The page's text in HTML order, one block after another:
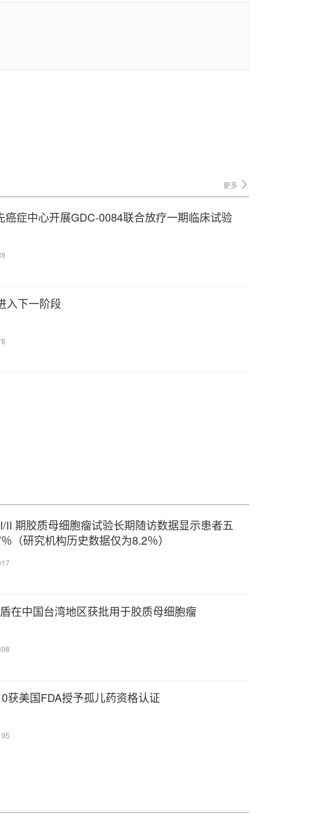
更多
癌症中心开展GDC-0084联合放疗一期临床试验
入下一阶段
II 期胶质母细胞瘤试验长期随访数据显示患者五
（研究机构历史数据仅为8.2％）
在中国台湾地区获批用于胶质母细胞瘤
获美国FDA授予孤儿药资格认证